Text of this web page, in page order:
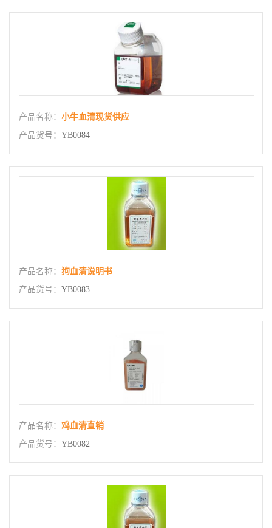
产品名称： 小牛血清现货供应
产品货号： YB0084
产品名称： 狗血清说明书
产品货号： YB0083
产品名称： 鸡血清直销
产品货号： YB0082